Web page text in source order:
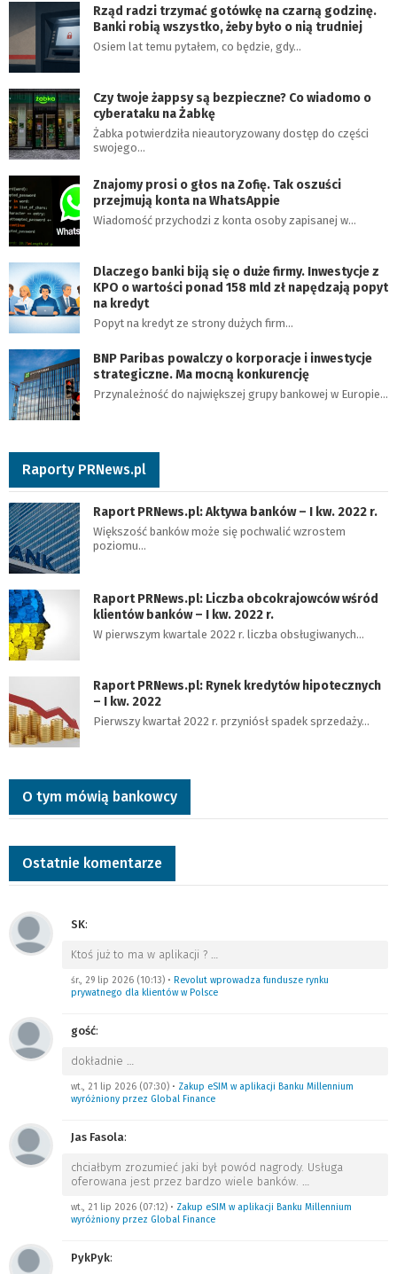
Rząd radzi trzymać gotówkę na czarną godzinę.
Banki robią wszystko, żeby było o nią trudniej
Osiem lat temu pytałem, co będzie, gdy…
Czy twoje żappsy są bezpieczne? Co wiadomo o
cyberataku na Żabkę
Żabka potwierdziła nieautoryzowany dostęp do części
swojego…
Znajomy prosi o głos na Zofię. Tak oszuści
przejmują konta na WhatsAppie
Wiadomość przychodzi z konta osoby zapisanej w…
Dlaczego banki biją się o duże firmy. Inwestycje z
KPO o wartości ponad 158 mld zł napędzają popyt
na kredyt
Popyt na kredyt ze strony dużych firm…
BNP Paribas powalczy o korporacje i inwestycje
strategiczne. Ma mocną konkurencję
Przynależność do największej grupy bankowej w Europie…
Raporty PRNews.pl
Raport PRNews.pl: Aktywa banków – I kw. 2022 r.
Większość banków może się pochwalić wzrostem
poziomu…
Raport PRNews.pl: Liczba obcokrajowców wśród
klientów banków – I kw. 2022 r.
W pierwszym kwartale 2022 r. liczba obsługiwanych…
Raport PRNews.pl: Rynek kredytów hipotecznych
– I kw. 2022
Pierwszy kwartał 2022 r. przyniósł spadek sprzedaży…
O tym mówią bankowcy
Ostatnie komentarze
SK:
Ktoś już to ma w aplikacji ? …
śr., 29 lip 2026 (10:13) • Revolut wprowadza fundusze rynku
prywatnego dla klientów w Polsce
gość:
dokładnie …
wt., 21 lip 2026 (07:30) • Zakup eSIM w aplikacji Banku Millennium
wyróżniony przez Global Finance
Jas Fasola:
chciałbym zrozumieć jaki był powód nagrody. Usługa
oferowana jest przez bardzo wiele banków. …
wt., 21 lip 2026 (07:12) • Zakup eSIM w aplikacji Banku Millennium
wyróżniony przez Global Finance
PykPyk: